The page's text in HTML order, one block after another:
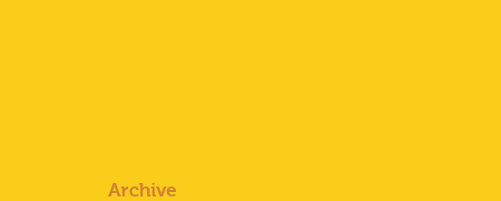
Archive